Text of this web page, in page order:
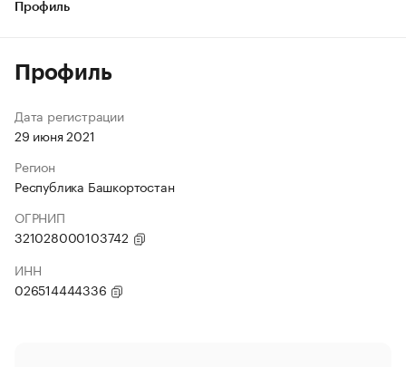
Профиль
Профиль
Дата регистрации
29 июня 2021
Регион
Республика Башкортостан
ОГРНИП
321028000103742
ИНН
026514444336